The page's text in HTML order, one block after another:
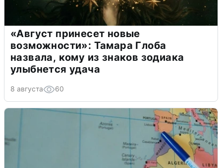
«Август принесет новые
возможности»: Тамара Глоба
назвала, кому из знаков зодиака
улыбнется удача
8 августа 60